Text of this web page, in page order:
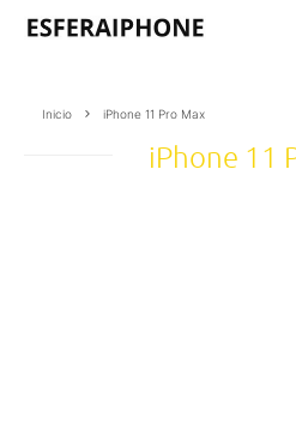
Inicio iPhone 11 Pro Max
iPhone 11